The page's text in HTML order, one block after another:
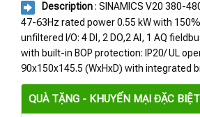
Description: SINAMICS V20 380-
47-63Hz rated power 0.55 kW with
unfiltered I/O: 4 DI, 2 DO,2 AI, 1 AQ
with built-in BOP protection: IP20/ UL
90x150x145.5 (WxHxD) with integrated
QUÀ TẶNG - KHUYẾN MẠI ĐẶC BIỆT